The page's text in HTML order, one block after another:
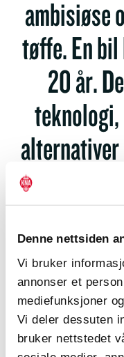
Denne nettsiden
Vi bruker
annonser et
mediefunksjoner
Vi deler dessuten
bruker nettstedet
ambisiøse
tøffe. En
20 år.
folks
ikke i
realistisk
ivaretar